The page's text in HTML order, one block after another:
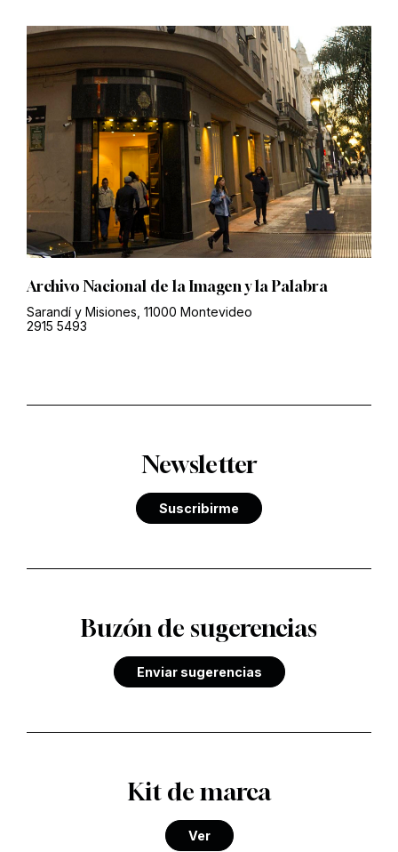
Archivo Nacional de la Imagen y la Palabra
Sarandí y Misiones, 11000 Montevideo
2915 5493
Newsletter
Suscribirme
Buzón de sugerencias
Enviar sugerencias
Kit de marca
Ver